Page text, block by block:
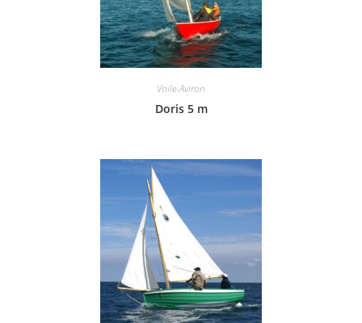
Voile-Aviron
Doris 5 m